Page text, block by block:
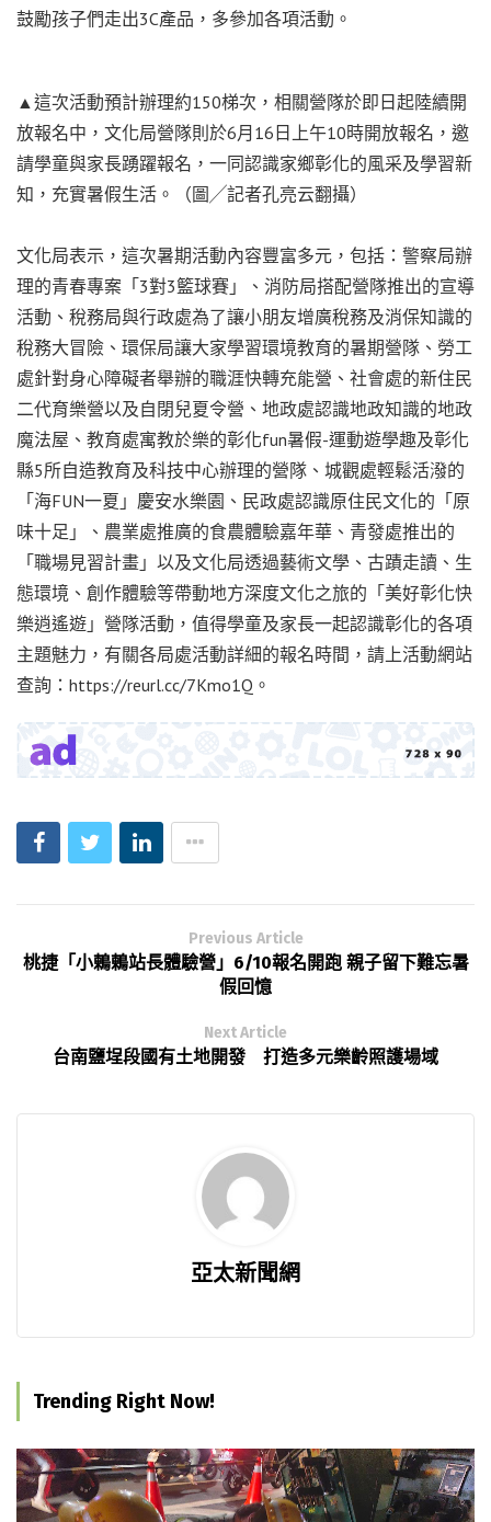
鼓勵孩子們走出3C產品，多參加各項活動。
▲這次活動預計辦理約150梯次，相關營隊於即日起陸續開
放報名中，文化局營隊則於6月16日上午10時開放報名，邀
請學童與家長踴躍報名，一同認識家鄉彰化的風采及學習新
知，充實暑假生活。（圖╱記者孔亮云翻攝）
文化局表示，這次暑期活動內容豐富多元，包括：警察局辦
理的青春專案「3對3籃球賽」、消防局搭配營隊推出的宣導
活動、稅務局與行政處為了讓小朋友增廣稅務及消保知識的
稅務大冒險、環保局讓大家學習環境教育的暑期營隊、勞工
處針對身心障礙者舉辦的職涯快轉充能營、社會處的新住民
二代育樂營以及自閉兒夏令營、地政處認識地政知識的地政
魔法屋、教育處寓教於樂的彰化fun暑假-運動遊學趣及彰化
縣5所自造教育及科技中心辦理的營隊、城觀處輕鬆活潑的
「海FUN一夏」慶安水樂園、民政處認識原住民文化的「原
味十足」、農業處推廣的食農體驗嘉年華、青發處推出的
「職場見習計畫」以及文化局透過藝術文學、古蹟走讀、生
態環境、創作體驗等帶動地方深度文化之旅的「美好彰化快
樂逍遙遊」營隊活動，值得學童及家長一起認識彰化的各項
主題魅力，有關各局處活動詳細的報名時間，請上活動網站
查詢：https://reurl.cc/7Kmo1Q。
Previous Article
桃捷「小鶇鶇站長體驗營」6/10報名開跑 親子留下難忘暑
假回憶
Next Article
台南鹽埕段國有土地開發 打造多元樂齡照護場域
亞太新聞網
Trending Right Now!